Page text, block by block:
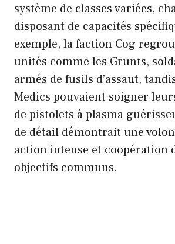
système de classes variées,
disposant de capacités
exemple, la faction Cog
unités comme les Grunts,
armés de fusils d’assaut,
Medics pouvaient soigner
de pistolets à plasma
de détail démontrait une
action intense et coopération
objectifs communs.